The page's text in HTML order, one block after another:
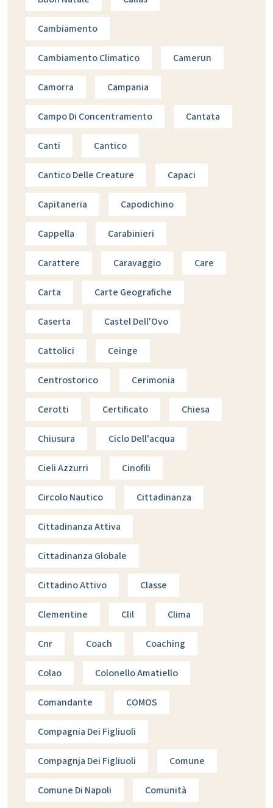
Cambiamento
Cambiamento Climatico Camerun
Camorra Campania
Campo Di Concentramento Cantata
Canti Cantico
Cantico Delle Creature Capaci
Capitaneria Capodichino
Cappella Carabinieri
Carattere Caravaggio Care
Carta Carte Geografiche
Caserta Castel Dell'Ovo
Cattolici Ceinge
Centrostorico Cerimonia
Cerotti Certificato Chiesa
Chiusura Ciclo Dell'acqua
Cieli Azzurri Cinofili
Circolo Nautico Cittadinanza
Cittadinanza Attiva
Cittadinanza Globale
Cittadino Attivo Classe
Clementine Clil Clima
Cnr Coach Coaching
Colao Colonello Amatiello
Comandante COMOS
Compagnia Dei Figliuoli
Compagnja Dei Figliuoli Comune
Comune Di Napoli Comunità